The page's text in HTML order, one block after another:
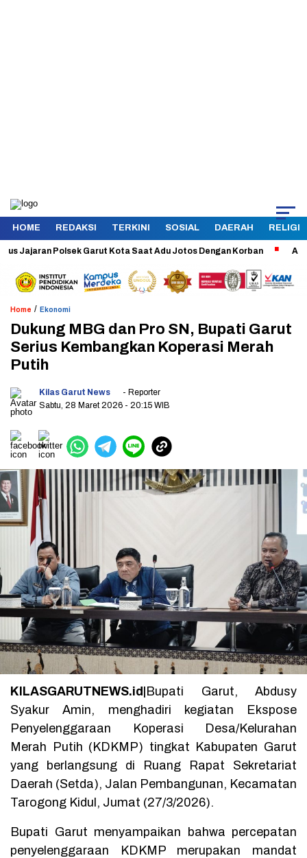
HOME REDAKSI TERKINI SOSIAL DAERAH RELIGI
Polsek Garut Kota Saat Adu Jotos Dengan Korban Aman dan
Home / Ekonomi
Dukung MBG dan Pro SN, Bupati Garut
Serius Kembangkan Koperasi Merah
Putih
Kilas Garut News
- Reporter
Sabtu, 28 Maret 2026 - 20:15 WIB
KILASGARUTNEWS.id|Bupati Garut, Abdusy
Syakur Amin, menghadiri kegiatan Ekspose
Penyelenggaraan Koperasi Desa/Kelurahan
Merah Putih (KDKMP) tingkat Kabupaten Garut
yang berlangsung di Ruang Rapat Sekretariat
Daerah (Setda), Jalan Pembangunan, Kecamatan
Tarogong Kidul, Jumat (27/3/2026).
Bupati Garut menyampaikan bahwa percepatan
penyelenggaraan KDKMP merupakan mandat